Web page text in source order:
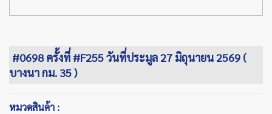
#0698 ครั้งที่ #F255 วันที่ประมูล 27 มิถุนายน 2569 (
บางนา กม. 35 )
หมวดสินค้า :